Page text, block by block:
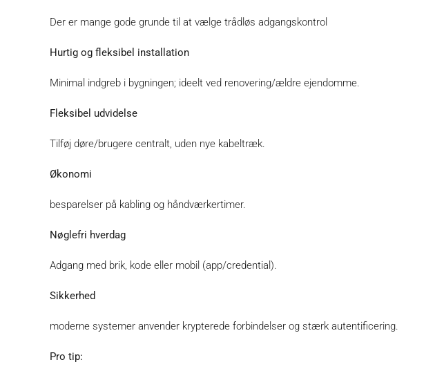
Der er mange gode grunde til at vælge trådløs adgangskontrol
Hurtig og fleksibel installation
Minimal indgreb i bygningen; ideelt ved renovering/ældre ejendomme.
Fleksibel udvidelse
Tilføj døre/brugere centralt, uden nye kabeltræk.
Økonomi
besparelser på kabling og håndværkertimer.
Nøglefri hverdag
Adgang med brik, kode eller mobil (app/credential).
Sikkerhed
moderne systemer anvender krypterede forbindelser og stærk autentificering.
Pro tip: